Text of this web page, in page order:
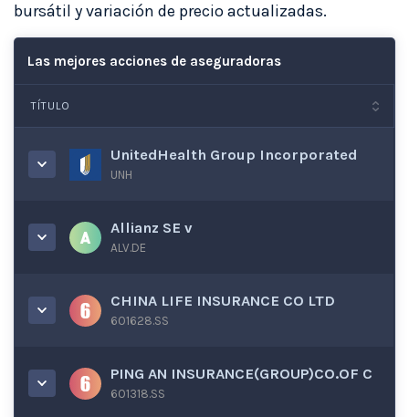
bursátil y variación de precio actualizadas.
Las mejores acciones de aseguradoras
TÍTULO
UnitedHealth Group Incorporated
UNH
Allianz SE v
ALV.DE
CHINA LIFE INSURANCE CO LTD
601628.SS
PING AN INSURANCE(GROUP)CO.OF C
601318.SS